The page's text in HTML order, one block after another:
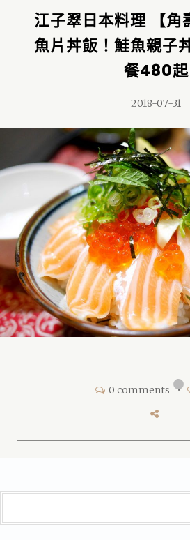
江子翠日本料理 【角
魚片丼飯！鮭魚親子
餐480起
2018-07-31
0 comments •